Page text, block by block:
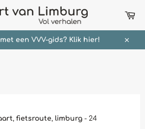
een VVV-gids? Klik hier!
, fietsroute, limburg - 24